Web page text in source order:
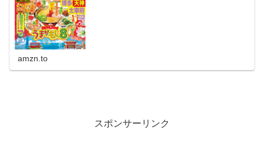
amzn.to
スポンサーリンク